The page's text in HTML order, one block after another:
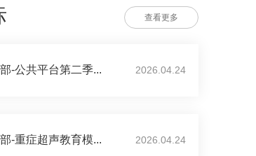
查看更多
-公共平台第二季... 2026.04.24
-重症超声教育模... 2026.04.24